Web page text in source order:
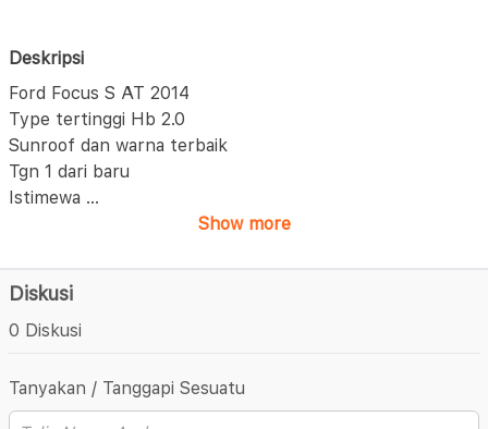
Deskripsi
Ford Focus S AT 2014
Type tertinggi Hb 2.0
Sunroof dan warna terbaik
Tgn 1 dari baru
Istimewa ...
Show more
Diskusi
0 Diskusi
Tanyakan / Tanggapi Sesuatu